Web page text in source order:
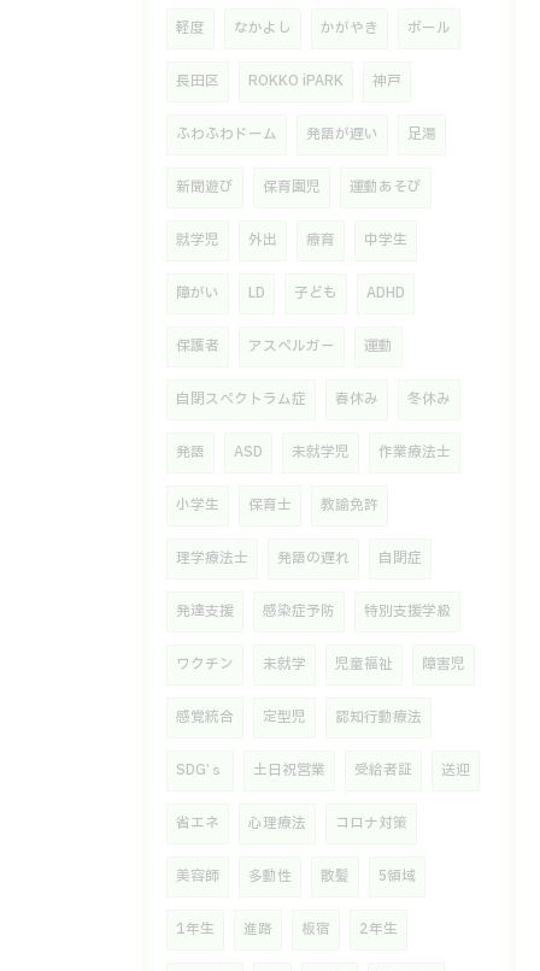
軽度 なかよし かがやき ボール
長田区 ROKKO iPARK 神戸
ふわふわドーム 発語が遅い 足湯
新聞遊び 保育園児 運動あそび
就学児 外出 療育 中学生
障がい LD 子ども ADHD
保護者 アスペルガー 運動
自閉スペクトラム症 春休み 冬休み
発語 ASD 未就学児 作業療法士
小学生 保育士 教諭免許
理学療法士 発語の遅れ 自閉症
発達支援 感染症予防 特別支援学級
ワクチン 未就学 児童福祉 障害児
感覚統合 定型児 認知行動療法
SDG’ｓ 土日祝営業 受給者証 送迎
省エネ 心理療法 コロナ対策
美容師 多動性 散髪 5領域
1年生 進路 板宿 2年生